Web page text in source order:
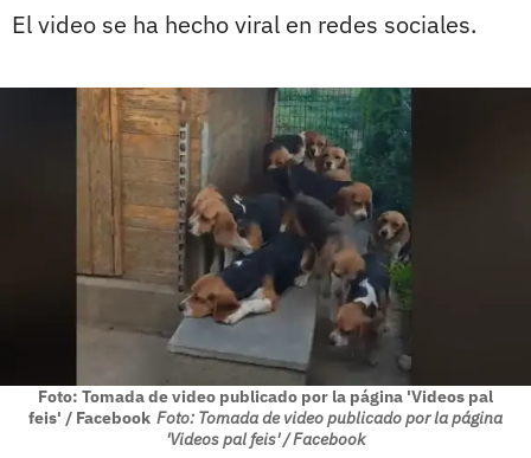
El video se ha hecho viral en redes sociales.
Foto: Tomada de video publicado por la página 'Videos pal
feis' / Facebook Foto: Tomada de video publicado por la página
'Videos pal feis' / Facebook